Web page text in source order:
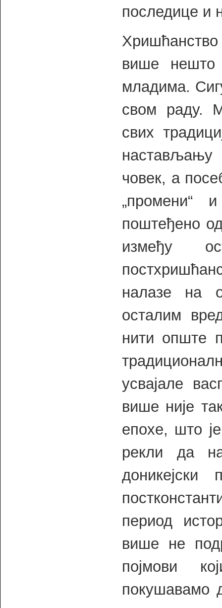
последице и
више нешто
младима.
свом раду.
свих
настављању
човек, а
„промени“
поштеђено
између
налазе на
осталим
нити опште
усвајале
више није
епохе, што
рекли да
период
више не
појмови
покушавамо